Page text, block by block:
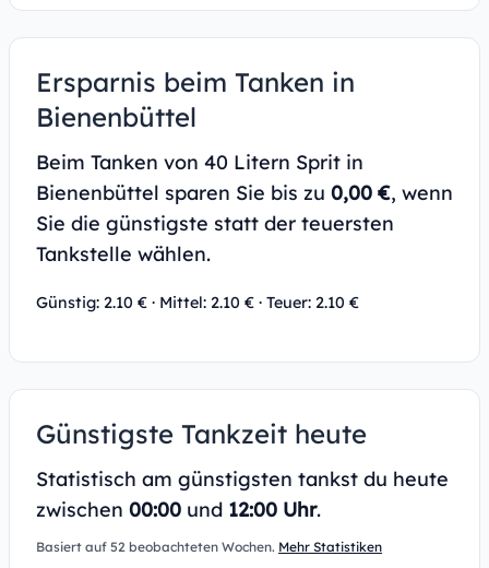
Ersparnis beim Tanken in
Bienenbüttel
Beim Tanken von 40 Litern Sprit in
Bienenbüttel sparen Sie bis zu 0,00 €, wenn
Sie die günstigste statt der teuersten
Tankstelle wählen.
Günstig: 2.10 € · Mittel: 2.10 € · Teuer: 2.10 €
Günstigste Tankzeit heute
Statistisch am günstigsten tankst du heute
zwischen 00:00 und 12:00 Uhr.
Basiert auf 52 beobachteten Wochen. Mehr Statistiken